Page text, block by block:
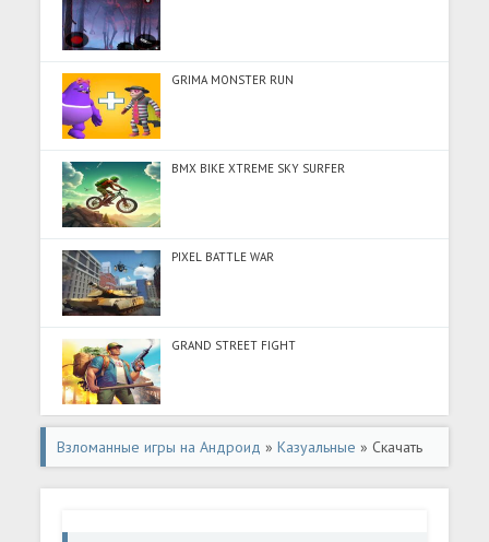
GRIMA MONSTER RUN
BMX BIKE XTREME SKY SURFER
PIXEL BATTLE WAR
GRAND STREET FIGHT
Взломанные игры на Андроид »Казуальные » Скачать
Doll Dress Up: Makeup Games (Много денег) на